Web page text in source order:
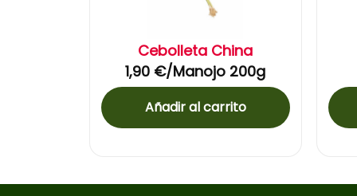
Cebolleta China
1,90 €/Manojo 200g
Añadir al carrito